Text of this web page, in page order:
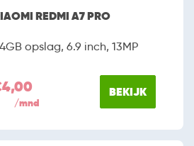
Alhoewel de
in Nederland actief is, is het
te bemachtigen. Onder
hebben het merk
in hun assortiment.
REDMI A7 PRO
opslag, 6.9 inch, 13MP
/mnd
BEKIJK